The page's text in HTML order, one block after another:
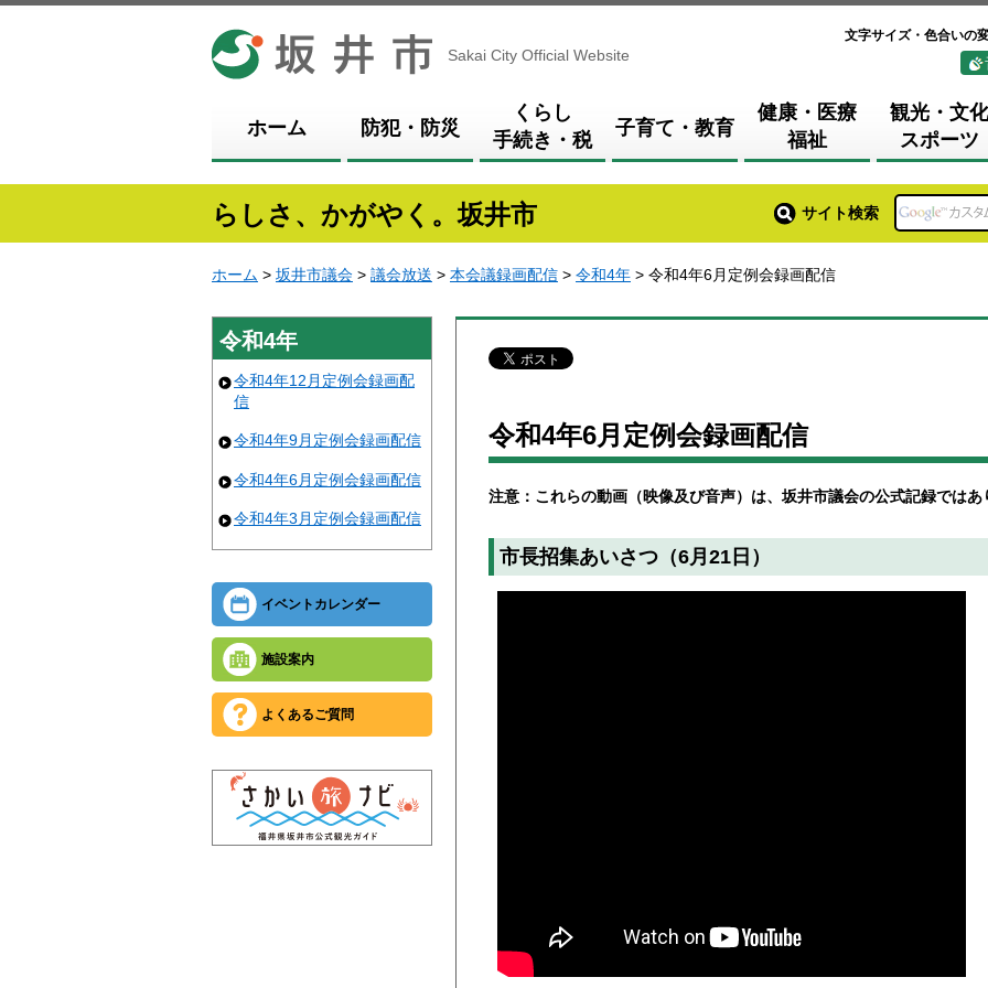
坂井市
Sakai City Official Website
文字サイズ・色合いの
ホーム 防犯・防災
くらし
手続き・税
子育て・教育
健康・医療
福祉
観光・文化
スポーツ
らしさ、かがやく。坂井市 サイト検索
ホーム > 坂井市議会 > 議会放送 > 本会議録画配信 > 令和4年 > 令和4年6月定例会録画配信
令和4年
令和4年12月定例会録画配
信
令和4年9月定例会録画配信
令和4年6月定例会録画配信
令和4年3月定例会録画配信
イベントカレンダー
施設案内
よくあるご質問
令和4年6月定例会録画配信
注意：これらの動画（映像及び音声）は、坂井市議会の公式記録ではあ
市長招集あいさつ（6月21日）